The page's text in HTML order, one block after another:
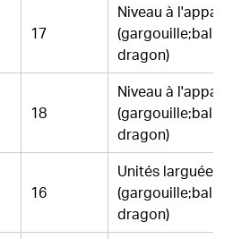
17
Niveau à
dragon)
18
Niveau à
dragon)
16
Unités larguées
dragon)